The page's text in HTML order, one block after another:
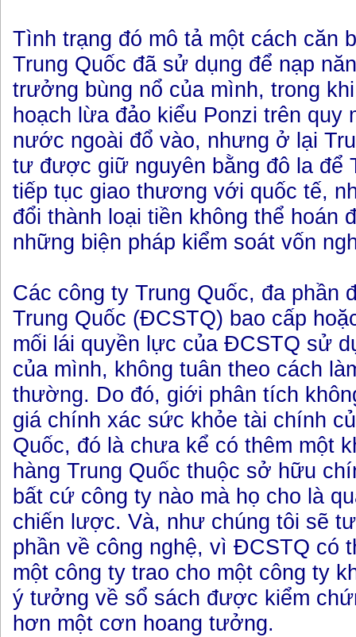
Tình trạng đó mô tả một cách căn
Trung Quốc đã sử dụng để nạp
trưởng bùng nổ của mình, trong
hoạch lừa đảo kiểu Ponzi trên
nước ngoài đổ vào, nhưng ở lại
tư được giữ nguyên bằng đô la để
tiếp tục giao thương với quốc tế,
đổi thành loại tiền không thể hoán
những biện pháp kiểm soát vốn
Các công ty Trung Quốc, đa phần
Trung Quốc (ĐCSTQ) bao cấp
mối lái quyền lực của ĐCSTQ sử
của mình, không tuân theo cách
thường. Do đó, giới phân tích
giá chính xác sức khỏe tài chính
Quốc, đó là chưa kể có thêm một
hàng Trung Quốc thuộc sở hữu
bất cứ công ty nào mà họ cho là
chiến lược. Và, như chúng tôi sẽ
phần về công nghệ, vì ĐCSTQ có
một công ty trao cho một công ty
ý tưởng về sổ sách được kiểm
hơn một cơn hoang tưởng.